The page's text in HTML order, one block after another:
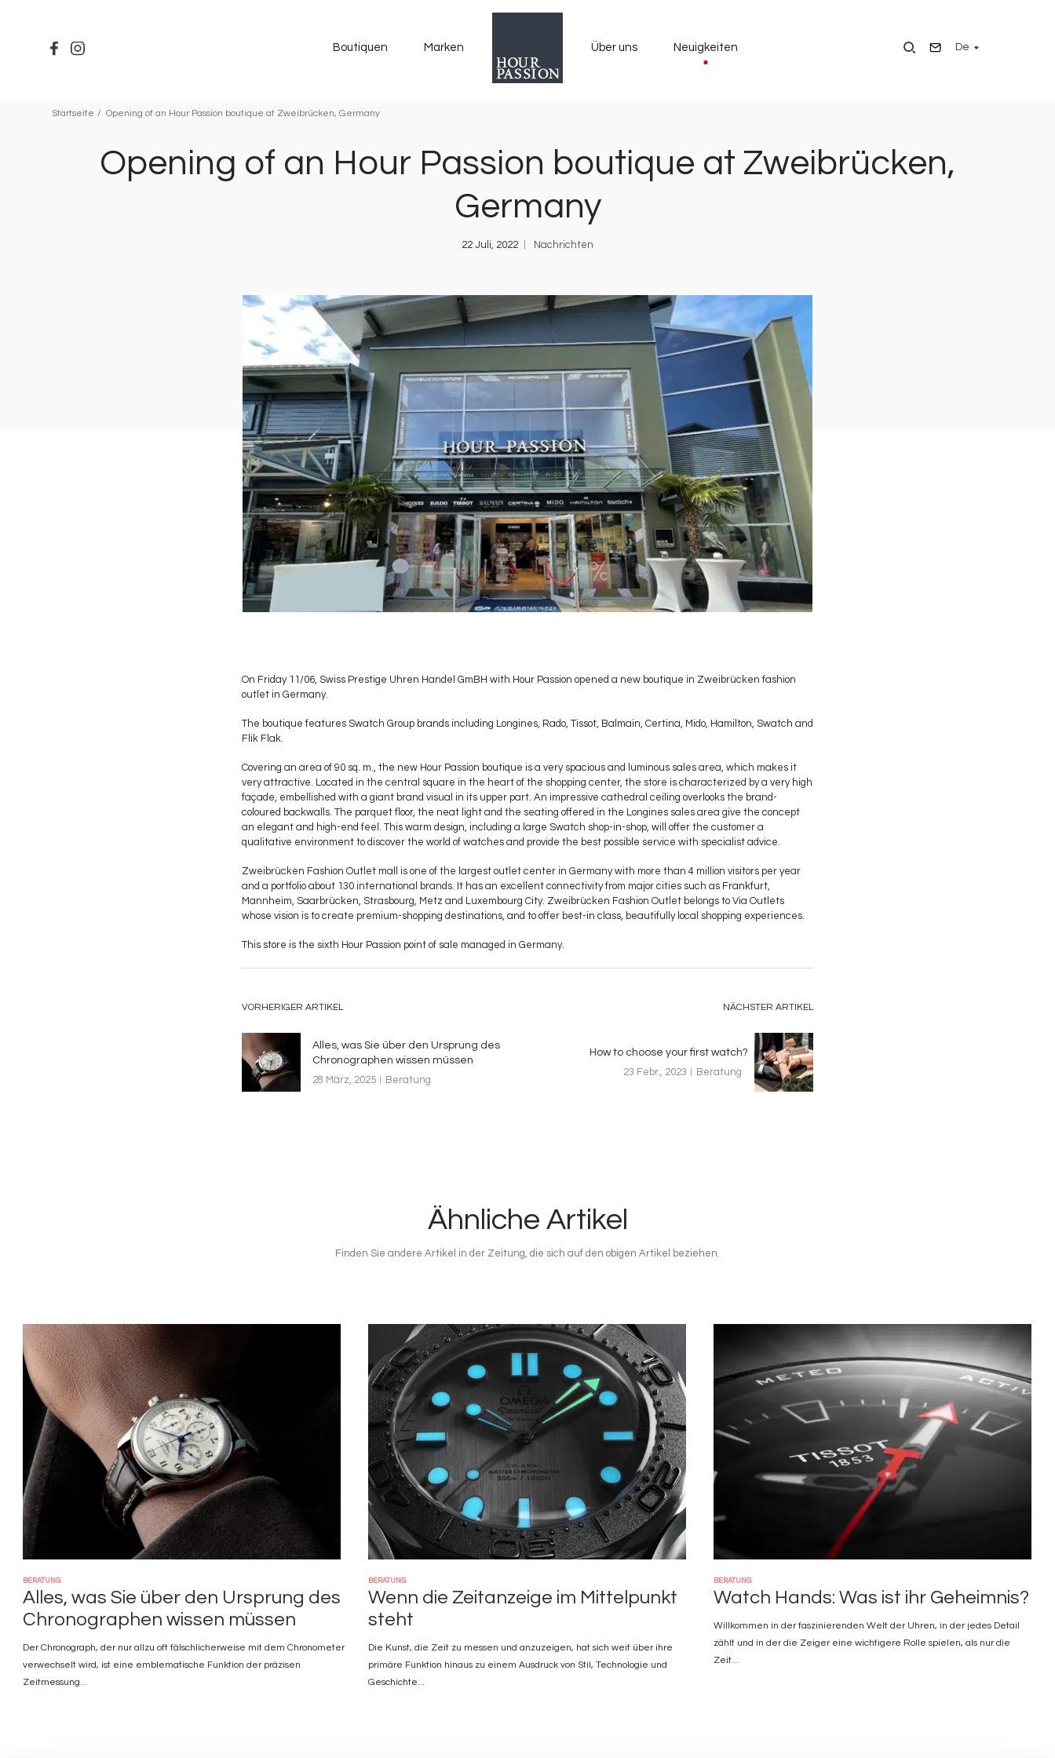
De
Boutiquen Marken Über uns Neuigkeiten
Startseite Opening of an Hour Passion boutique at Zweibrücken, Germany
Opening of an Hour Passion boutique at Zweibrücken,
Germany
22 Juli, 2022 Nachrichten
Bild
On Friday 11/06, Swiss Prestige Uhren Handel GmBH with Hour Passion opened a new boutique in Zweibrücken fashion
outlet in Germany.
The boutique features Swatch Group brands including Longines, Rado, Tissot, Balmain, Certina, Mido, Hamilton, Swatch and
Flik Flak.
Covering an area of 90 sq. m., the new Hour Passion boutique is a very spacious and luminous sales area, which makes it
very attractive. Located in the central square in the heart of the shopping center, the store is characterized by a very high
façade, embellished with a giant brand visual in its upper part. An impressive cathedral ceiling overlooks the brand-
coloured backwalls. The parquet floor, the neat light and the seating offered in the Longines sales area give the concept
an elegant and high-end feel. This warm design, including a large Swatch shop-in-shop, will offer the customer a
qualitative environment to discover the world of watches and provide the best possible service with specialist advice.
Zweibrücken Fashion Outlet mall is one of the largest outlet center in Germany with more than 4 million visitors per year
and a portfolio about 130 international brands. It has an excellent connectivity from major cities such as Frankfurt,
Mannheim, Saarbrücken, Strasbourg, Metz and Luxembourg City. Zweibrücken Fashion Outlet belongs to Via Outlets
whose vision is to create premium-shopping destinations, and to offer best-in class, beautifully local shopping experiences.
This store is the sixth Hour Passion point of sale managed in Germany.
VORHERIGER ARTIKEL
Alles, was Sie über den Ursprung des
Chronographen wissen müssen
28 März, 2025
Beratung
NÄCHSTER ARTIKEL
How to choose your first watch?
23 Febr., 2023
Beratung
Ähnliche Artikel
Finden Sie andere Artikel in der Zeitung, die sich auf den obigen Artikel beziehen.
BERATUNG
Alles, was Sie über den Ursprung des
Chronographen wissen müssen
Der Chronograph, der nur allzu oft fälschlicherweise mit dem Chronometer
verwechselt wird, ist eine emblematische Funktion der präzisen
Zeitmessung...
BERATUNG
Wenn die Zeitanzeige im Mittelpunkt
steht
Die Kunst, die Zeit zu messen und anzuzeigen, hat sich weit über ihre
primäre Funktion hinaus zu einem Ausdruck von Stil, Technologie und
Geschichte...
BERATUNG
Watch Hands: Was ist ihr Geheimnis?
Willkommen in der faszinierenden Welt der Uhren, in der jedes Detail
zählt und in der die Zeiger eine wichtigere Rolle spielen, als nur die
Zeit...